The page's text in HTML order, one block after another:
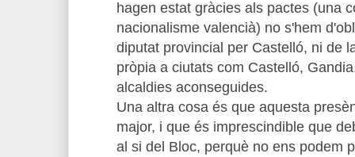
hagen estat gràcies als pactes (una
nacionalisme valencià) no s'hem
diputat provincial per Castelló, ni de
pròpia a ciutats com Castelló,
alcaldies aconseguides.
Una altra cosa és que aquesta
major, i que és imprescindible que
al si del Bloc, perquè no ens podem